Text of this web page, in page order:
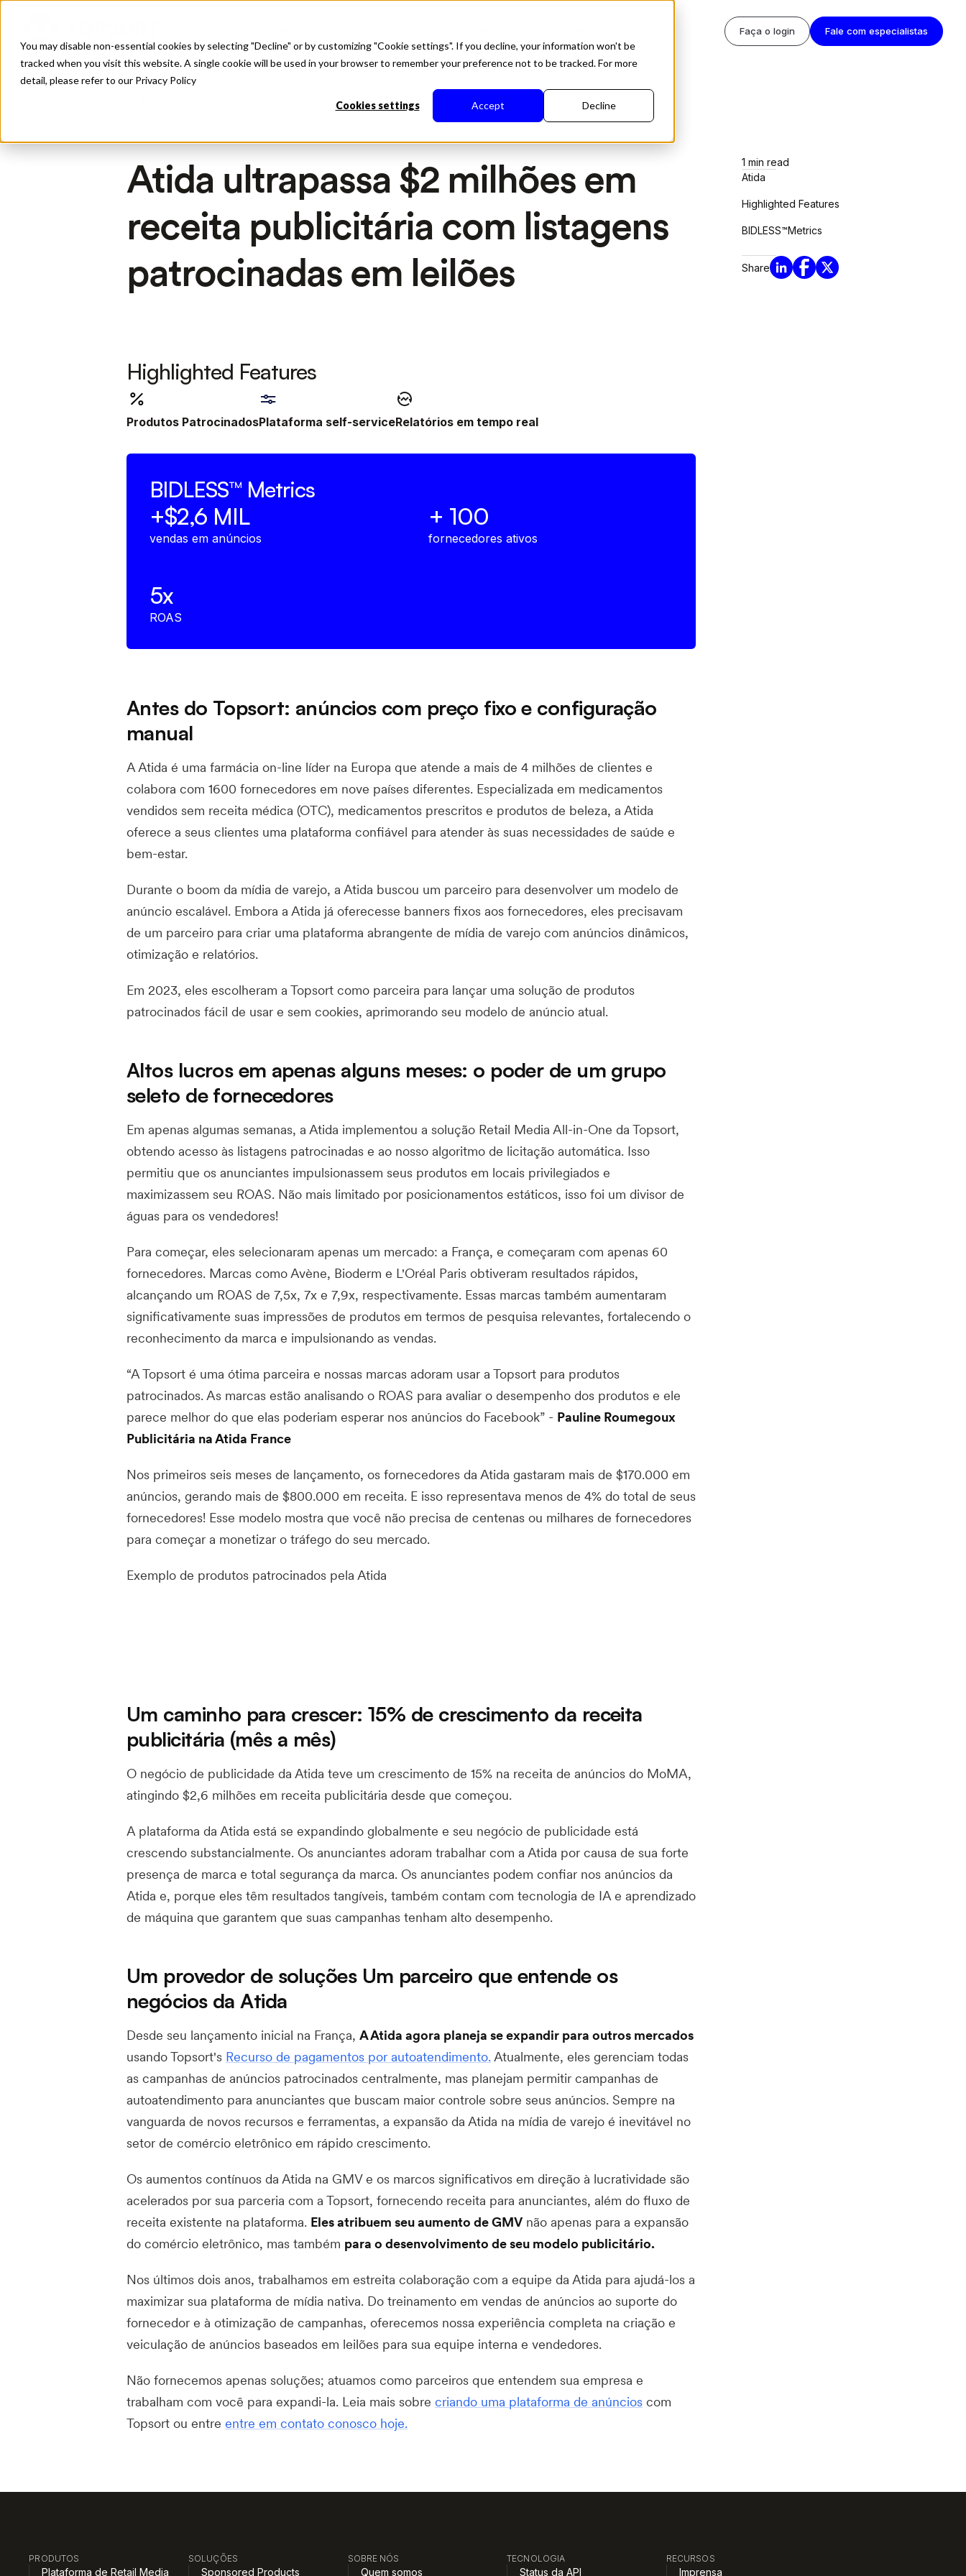
You may disable non-essential cookies by selecting "Decline" or by customizing "Cookie settings". If you decline, your information won't be
tracked when you visit this website. A single cookie will be used in your browser to remember your preference not to be tracked. For more
detail, please refer to our Privacy Policy
Cookies settings Accept Decline
Faça o login Fale com especialistas
Atida ultrapassa $2 milhões em
receita publicitária com listagens
patrocinadas em leilões
Highlighted Features
Produtos PatrocinadosPlataforma self-serviceRelatórios em tempo real
BIDLESS™ Metrics
+$2,6 MIL
vendas em anúncios
5x
ROAS
+ 100
fornecedores ativos
Antes do Topsort: anúncios com preço fixo e configuração
manual
A Atida é uma farmácia on-line líder na Europa que atende a mais de 4 milhões de clientes e
colabora com 1600 fornecedores em nove países diferentes. Especializada em medicamentos
vendidos sem receita médica (OTC), medicamentos prescritos e produtos de beleza, a Atida
oferece a seus clientes uma plataforma confiável para atender às suas necessidades de saúde e
bem-estar.
Durante o boom da mídia de varejo, a Atida buscou um parceiro para desenvolver um modelo de
anúncio escalável. Embora a Atida já oferecesse banners fixos aos fornecedores, eles precisavam
de um parceiro para criar uma plataforma abrangente de mídia de varejo com anúncios dinâmicos,
otimização e relatórios.
Em 2023, eles escolheram a Topsort como parceira para lançar uma solução de produtos
patrocinados fácil de usar e sem cookies, aprimorando seu modelo de anúncio atual.
Altos lucros em apenas alguns meses: o poder de um grupo
seleto de fornecedores
Em apenas algumas semanas, a Atida implementou a solução Retail Media All-in-One da Topsort,
obtendo acesso às listagens patrocinadas e ao nosso algoritmo de licitação automática. Isso
permitiu que os anunciantes impulsionassem seus produtos em locais privilegiados e
maximizassem seu ROAS. Não mais limitado por posicionamentos estáticos, isso foi um divisor de
águas para os vendedores!
Para começar, eles selecionaram apenas um mercado: a França, e começaram com apenas 60
fornecedores. Marcas como Avène, Bioderm e L'Oréal Paris obtiveram resultados rápidos,
alcançando um ROAS de 7,5x, 7x e 7,9x, respectivamente. Essas marcas também aumentaram
significativamente suas impressões de produtos em termos de pesquisa relevantes, fortalecendo o
reconhecimento da marca e impulsionando as vendas.
“A Topsort é uma ótima parceira e nossas marcas adoram usar a Topsort para produtos
patrocinados. As marcas estão analisando o ROAS para avaliar o desempenho dos produtos e ele
parece melhor do que elas poderiam esperar nos anúncios do Facebook” - Pauline Roumegoux
Publicitária na Atida France
Nos primeiros seis meses de lançamento, os fornecedores da Atida gastaram mais de $170.000 em
anúncios, gerando mais de $800.000 em receita. E isso representava menos de 4% do total de seus
fornecedores! Esse modelo mostra que você não precisa de centenas ou milhares de fornecedores
para começar a monetizar o tráfego do seu mercado.
Exemplo de produtos patrocinados pela Atida
Um caminho para crescer: 15% de crescimento da receita
publicitária (mês a mês)
O negócio de publicidade da Atida teve um crescimento de 15% na receita de anúncios do MoMA,
atingindo $2,6 milhões em receita publicitária desde que começou.
A plataforma da Atida está se expandindo globalmente e seu negócio de publicidade está
crescendo substancialmente. Os anunciantes adoram trabalhar com a Atida por causa de sua forte
presença de marca e total segurança da marca. Os anunciantes podem confiar nos anúncios da
Atida e, porque eles têm resultados tangíveis, também contam com tecnologia de IA e aprendizado
de máquina que garantem que suas campanhas tenham alto desempenho.
Um provedor de soluções Um parceiro que entende os
negócios da Atida
Desde seu lançamento inicial na França, A Atida agora planeja se expandir para outros mercados
usando Topsort's Recurso de pagamentos por autoatendimento.Atualmente, eles gerenciam todas
as campanhas de anúncios patrocinados centralmente, mas planejam permitir campanhas de
autoatendimento para anunciantes que buscam maior controle sobre seus anúncios. Sempre na
vanguarda de novos recursos e ferramentas, a expansão da Atida na mídia de varejo é inevitável no
setor de comércio eletrônico em rápido crescimento.
Os aumentos contínuos da Atida na GMV e os marcos significativos em direção à lucratividade são
acelerados por sua parceria com a Topsort, fornecendo receita para anunciantes, além do fluxo de
receita existente na plataforma. Eles atribuem seu aumento de GMV não apenas para a expansão
do comércio eletrônico, mas também para o desenvolvimento de seu modelo publicitário.
Nos últimos dois anos, trabalhamos em estreita colaboração com a equipe da Atida para ajudá-los a
maximizar sua plataforma de mídia nativa. Do treinamento em vendas de anúncios ao suporte do
fornecedor e à otimização de campanhas, oferecemos nossa experiência completa na criação e
veiculação de anúncios baseados em leilões para sua equipe interna e vendedores.
Não fornecemos apenas soluções; atuamos como parceiros que entendem sua empresa e
trabalham com você para expandi-la. Leia mais sobre criando uma plataforma de anúncios com
Topsort ou entre entre em contato conosco hoje.
1 min read
Atida
Highlighted Features
BIDLESS™Metrics
Share
PRODUTOS
Plataforma de Retail Media
SOLUÇÕES
Sponsored Products
SOBRE NÓS
Quem somos
TECNOLOGIA
Status da API
RECURSOS
Imprensa